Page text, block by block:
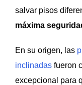
salvar pisos
máxima
En su origen, las
inclinadas fueron
excepcional para